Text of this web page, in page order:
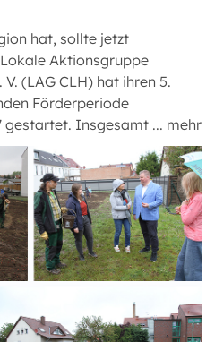
hat, sollte jetzt
Aktionsgruppe
(LAG CLH) hat ihren 5.
Förderperiode
gestartet. Insgesamt ... mehr